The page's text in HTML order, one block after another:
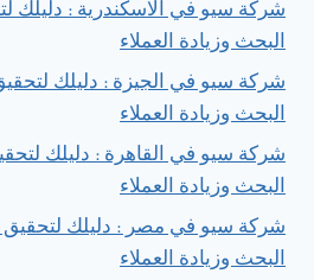
شركة سيو في الاسكندرية : دليلك
البحث وزيادة العملاء
شركة سيو في الجيزة : دليلك
البحث وزيادة العملاء
شركة سيو في القاهرة : دليلك
البحث وزيادة العملاء
شركة سيو في مصر : دليلك لتحقيق
البحث وزيادة العملاء